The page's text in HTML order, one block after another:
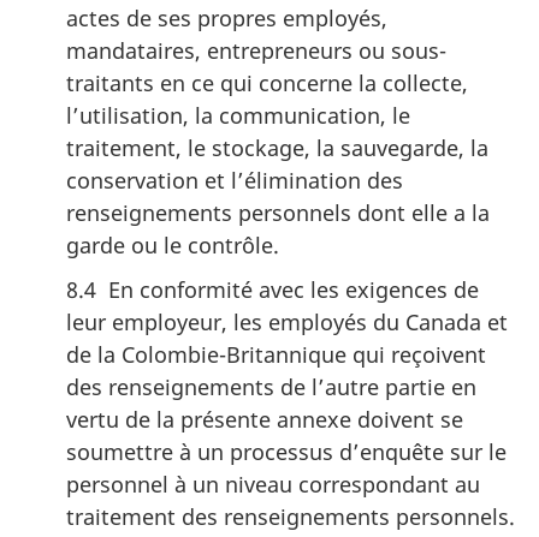
actes de ses propres employés,
mandataires, entrepreneurs ou sous-
traitants en ce qui concerne la collecte,
l’utilisation, la communication, le
traitement, le stockage, la sauvegarde, la
conservation et l’élimination des
renseignements personnels dont elle a la
garde ou le contrôle.
8.4 En conformité avec les exigences de
leur employeur, les employés du Canada et
de la Colombie-Britannique qui reçoivent
des renseignements de l’autre partie en
vertu de la présente annexe doivent se
soumettre à un processus d’enquête sur le
personnel à un niveau correspondant au
traitement des renseignements personnels.